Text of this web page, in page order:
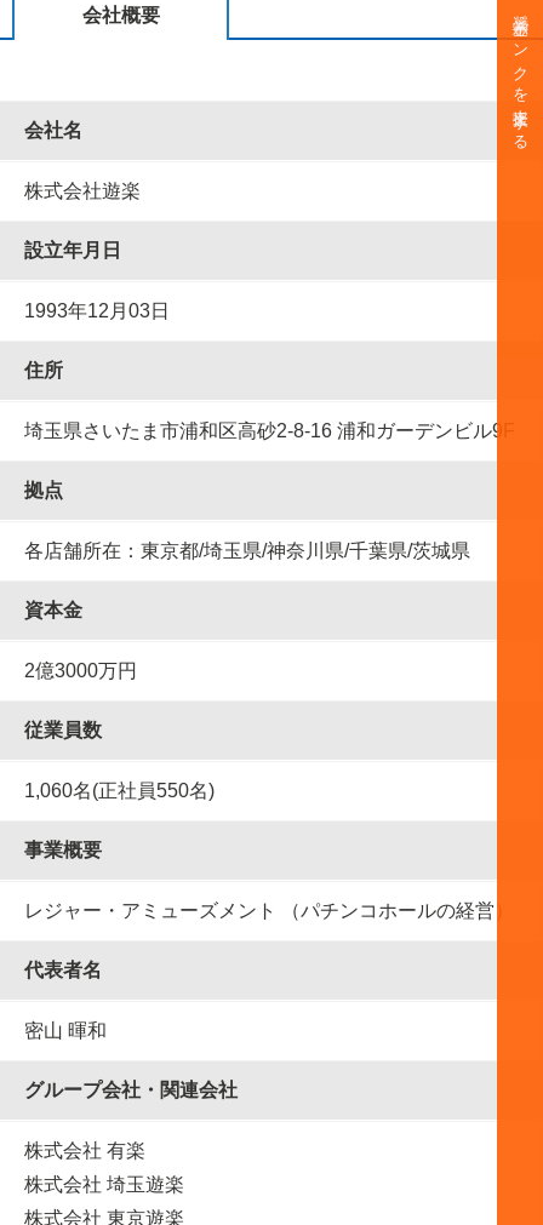
奨学金バンクを支援する
会社概要
会社名
株式会社遊楽
設⽴年⽉⽇
1993年12月03日
住所
埼玉県さいたま市浦和区高砂2-8-16 浦和ガーデンビル9F
拠点
各店舗所在：東京都/埼玉県/神奈川県/千葉県/茨城県
資本金
2億3000万円
従業員数
1,060名(正社員550名)
事業概要
レジャー・アミューズメント （パチンコホールの経営）
代表者名
密山 暉和
グループ会社・関連会社
株式会社 有楽
株式会社 埼玉遊楽
株式会社 東京遊楽